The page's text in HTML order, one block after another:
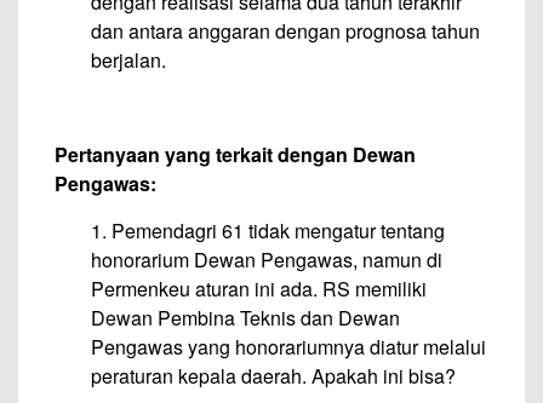
dan antara anggaran dengan prognosa tahun
berjalan.
Pertanyaan yang terkait dengan Dewan
Pengawas:
1. Pemendagri 61 tidak mengatur tentang
honorarium Dewan Pengawas, namun di
Permenkeu aturan ini ada. RS memiliki
Dewan Pembina Teknis dan Dewan
Pengawas yang honorariumnya diatur melalui
peraturan kepala daerah. Apakah ini bisa?